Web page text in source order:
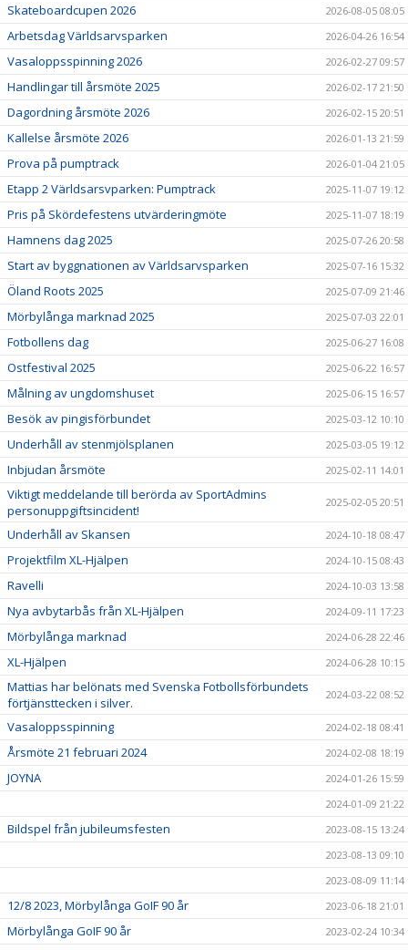
Skateboardcupen 2026 2026-08-05 08:05
Arbetsdag Världsarvsparken 2026-04-26 16:54
Vasaloppsspinning 2026 2026-02-27 09:57
Handlingar till årsmöte 2025 2026-02-17 21:50
Dagordning årsmöte 2026 2026-02-15 20:51
Kallelse årsmöte 2026 2026-01-13 21:59
Prova på pumptrack 2026-01-04 21:05
Etapp 2 Världsarsvparken: Pumptrack 2025-11-07 19:12
Pris på Skördefestens utvärderingmöte 2025-11-07 18:19
Hamnens dag 2025 2025-07-26 20:58
Start av byggnationen av Världsarvsparken 2025-07-16 15:32
Öland Roots 2025 2025-07-09 21:46
Mörbylånga marknad 2025 2025-07-03 22:01
Fotbollens dag 2025-06-27 16:08
Ostfestival 2025 2025-06-22 16:57
Målning av ungdomshuset 2025-06-15 16:57
Besök av pingisförbundet 2025-03-12 10:10
Underhåll av stenmjölsplanen 2025-03-05 19:12
Inbjudan årsmöte 2025-02-11 14:01
Viktigt meddelande till berörda av SportAdmins
personuppgiftsincident!
2025-02-05 20:51
Underhåll av Skansen 2024-10-18 08:47
Projektfilm XL-Hjälpen 2024-10-15 08:43
Ravelli 2024-10-03 13:58
Nya avbytarbås från XL-Hjälpen 2024-09-11 17:23
Mörbylånga marknad 2024-06-28 22:46
XL-Hjälpen 2024-06-28 10:15
Mattias har belönats med Svenska Fotbollsförbundets
förtjänsttecken i silver.
2024-03-22 08:52
Vasaloppsspinning 2024-02-18 08:41
Årsmöte 21 februari 2024 2024-02-08 18:19
JOYNA
2024-01-26 15:59
2024-01-09 21:22
Bildspel från jubileumsfesten
2023-08-15 13:24
2023-08-13 09:10
2023-08-09 11:14
12/8 2023, Mörbylånga GoIF 90 år 2023-06-18 21:01
Mörbylånga GoIF 90 år 2023-02-24 10:34